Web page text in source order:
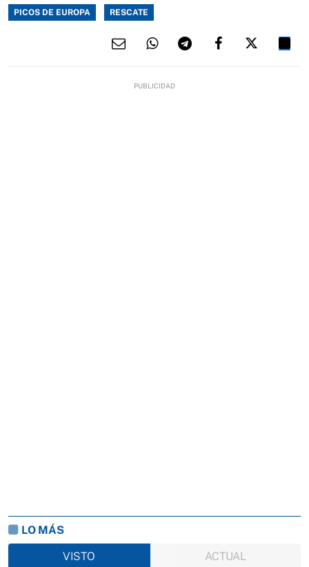
PICOS DE EUROPA RESCATE
LO MÁS
VISTO
ACTUAL